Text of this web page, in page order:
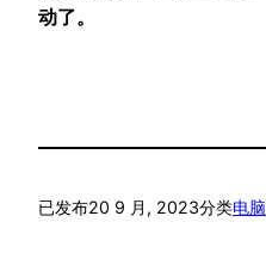
动了。
已发布20 9 月, 2023分类电脑